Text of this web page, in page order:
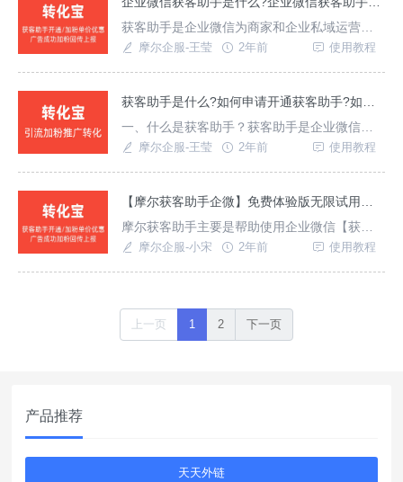
获客助手是企业微信为商家和企业私域运营新
出的的一款精准引流获客工具。一:获客助手的
友的引流方式.获客助手最明显的优势就是,只需
达,一步到位.点击输入图片描述（最多30字
摩尔企服-王莹 2年前 使用教程
一、什么是获客助手？获客助手是企业微信为
私域运营新出的的一款获客工具。可以帮助企
【转化宝】是企业微信服务商，可以帮助您快
台即可实现获客助手链接管理、加粉数据统
计、各大广告平
摩尔企服-王莹 2年前 使用教程
摩尔获客助手主要是帮助使用企业微信【获客
助手】的企业实现广告数据统计以及广告数据
摩尔企服-小宋 2年前 使用教程
上一页 1 2 下一页
产品推荐
天天外链